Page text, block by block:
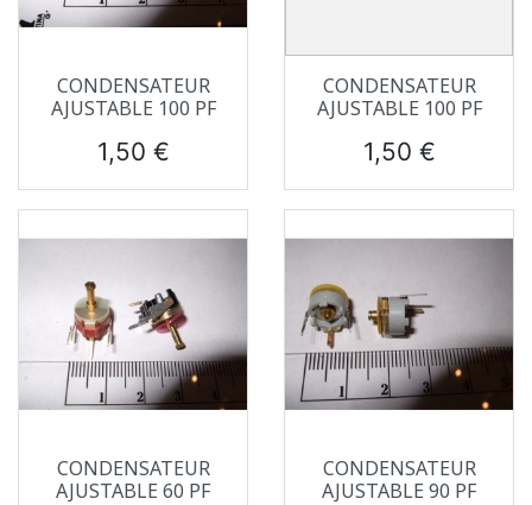
CONDENSATEUR
AJUSTABLE 100 PF
Prix
1,50 €
CONDENSATEUR
AJUSTABLE 100 PF
Prix
1,50 €
CONDENSATEUR
AJUSTABLE 60 PF
CONDENSATEUR
AJUSTABLE 90 PF